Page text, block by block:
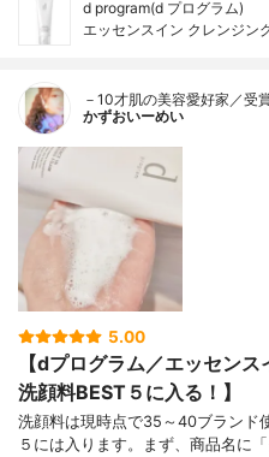
d program(d プログラム)
エッセンスイン クレンジン
－10才肌の美容愛好家／受
かずおいーめい
5.00
【dプログラム／エッセン
洗顔料BEST５に入る！】
洗顔料は現時点で35～40ブランド
５には入ります。まず、商品名に